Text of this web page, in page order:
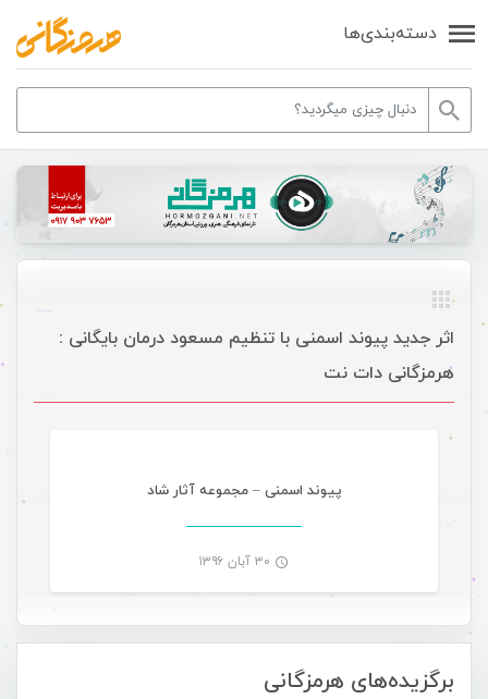
دسته‌بندی‌ها
برگزیده‌های هرمزگانی
اثر جدید پیوند اسمنی با تنظیم مسعود درمان بایگانی :
هرمزگانی دات نت
پیوند اسمنی – مجموعه آثار شاد
۳۰ آبان ۱۳۹۶